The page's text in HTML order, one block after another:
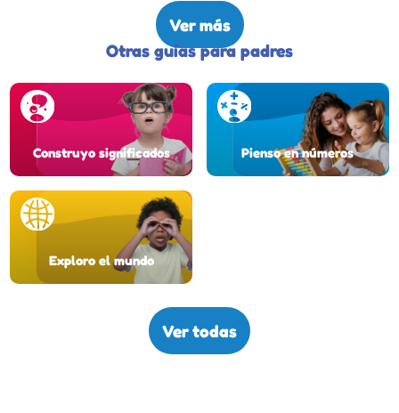
Ver más
Otras guías para padres
Construyo significados Pienso en números
Exploro el mundo
Ver todas